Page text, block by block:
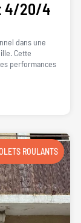
4/20/4
dans une
Cette
performances
ROULANTS